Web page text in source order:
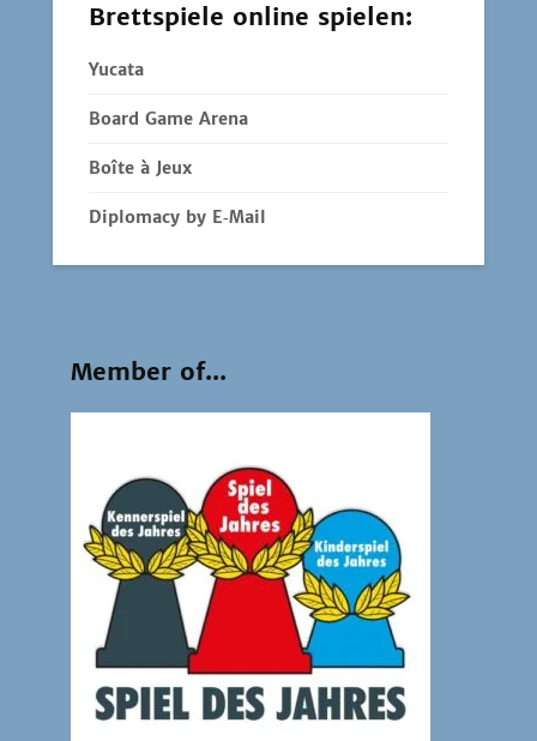
Brettspiele online spielen:
Yucata
Board Game Arena
Boîte à Jeux
Diplomacy by E‑Mail
Member of...